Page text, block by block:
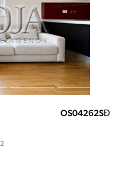
OS04262SĐ
2